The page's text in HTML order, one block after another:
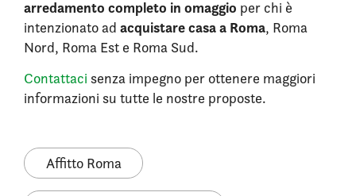
arredamento completo in omaggio per chi è
intenzionato ad acquistare casa a Roma, Roma
Nord, Roma Est e Roma Sud.
Contattaci senza impegno per ottenere maggiori
informazioni su tutte le nostre proposte.
Affitto Roma